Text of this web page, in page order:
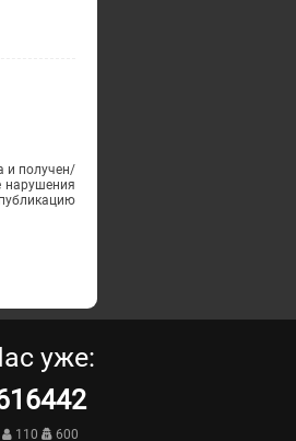
и получен/
нарушения
уже:
110 600